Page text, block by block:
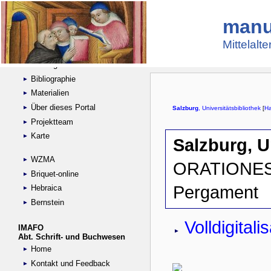
Suche
Handschriftensammlungen
Digitalisierte Handschriften
Kataloge
Bibliographie
Materialien
Über dieses Portal
Projektteam
Karte
WZMA
Briquet-online
Hebraica
Bernstein
IMAFO
Abt. Schrift- und Buchwesen
Home
Kontakt und Feedback